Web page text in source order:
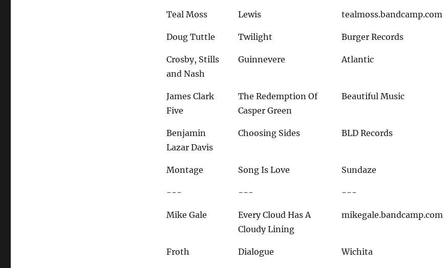
Teal Moss Lewis tealmoss.bandcamp.com
Doug Tuttle Twilight Burger Records
Crosby, Stills
and Nash
Guinnevere Atlantic
James Clark
Five
The Redemption Of
Casper Green
Beautiful Music
Benjamin
Lazar Davis
Choosing Sides BLD Records
Montage Song Is Love Sundaze
--- --- ---
Mike Gale
Every Cloud Has A
Cloudy Lining
mikegale.bandcamp.com
Froth Dialogue Wichita